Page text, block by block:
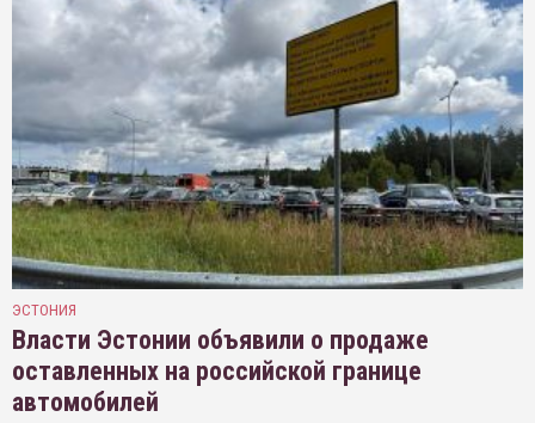
ЭСТОНИЯ
Власти Эстонии объявили о продаже
оставленных на российской границе
автомобилей